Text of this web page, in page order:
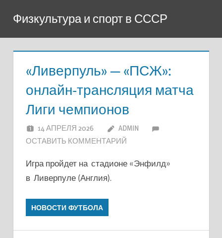
содержимому
Физкультура и спорт в СССР
«Ливерпуль» — «ПСЖ»:
онлайн-трансляция матча
Лиги чемпионов
14 АПРЕЛЯ 2026
ADMIN
ОСТАВИТЬ КОММЕНТАРИЙ
Игра пройдет на стадионе «Энфилд»
в Ливерпуле (Англия).
НОВОСТИ ФУТБОЛА